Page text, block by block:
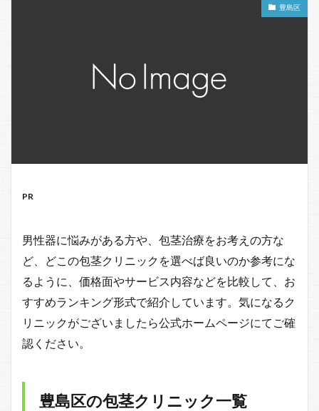
豊島区
PR
男性器に悩みがある方や、包茎治療をお考えの方な
ど、どこの包茎クリニックを選べば良いのか参考にな
るように、価格面やサービス内容などを比較して、お
すすめランキング形式で紹介しています。気になるク
リニックがございましたら公式ホームページにてご確
認ください。
豊島区の包茎クリニック一覧